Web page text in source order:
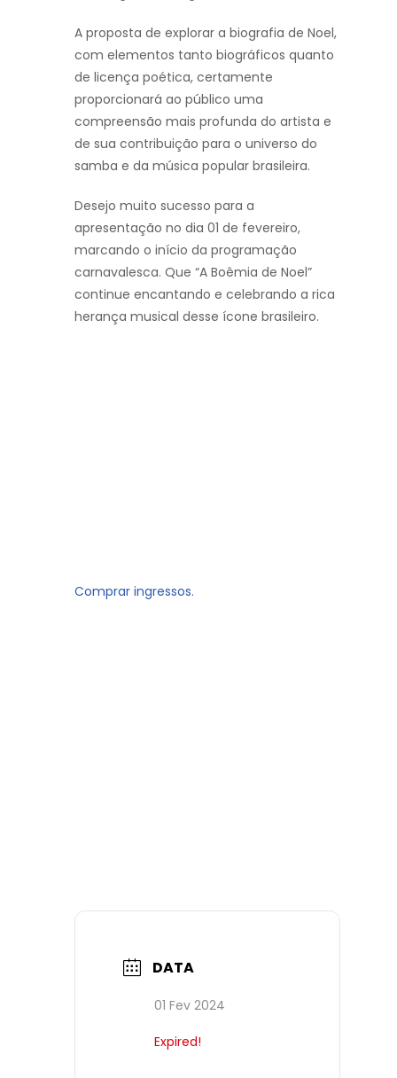
A proposta de explorar a biografia de Noel,
com elementos tanto biográficos quanto
de licença poética, certamente
proporcionará ao público uma
compreensão mais profunda do artista e
de sua contribuição para o universo do
samba e da música popular brasileira.
Desejo muito sucesso para a
apresentação no dia 01 de fevereiro,
marcando o início da programação
carnavalesca. Que “A Boêmia de Noel”
continue encantando e celebrando a rica
herança musical desse ícone brasileiro.
Comprar ingressos.
DATA
01 Fev 2024
Expired!